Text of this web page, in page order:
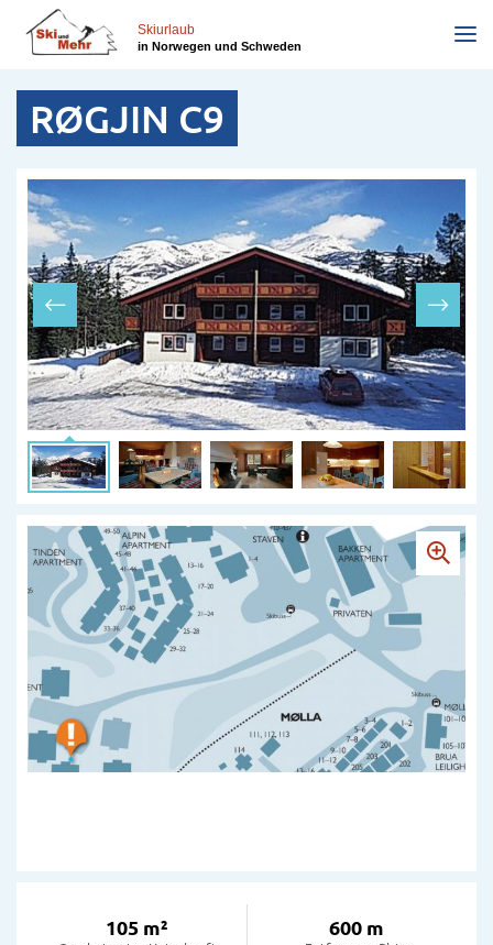
zum
Inhalt
Skiurlaub
in Norwegen und Schweden
RØGJIN C9
105 m² 600 m